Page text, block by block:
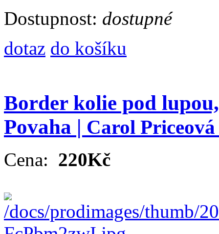
Dostupnost: dostupné
dotaz do košíku
Border kolie pod
Povaha | Carol Priceová
Cena: 220Kč